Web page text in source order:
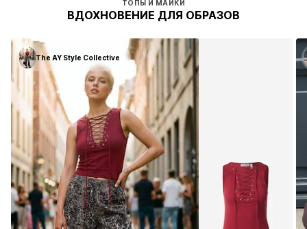
ТОПЫ И МАЙКИ
ВДОХНОВЕНИЕ ДЛЯ ОБРАЗОВ
The AY Style Collective